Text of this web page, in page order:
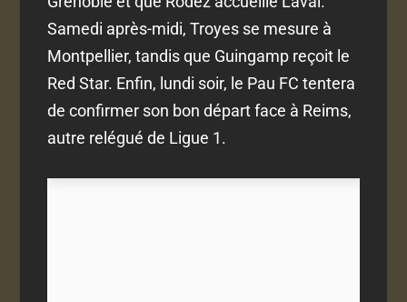
Samedi après-midi, Troyes se mesure à
Montpellier, tandis que Guingamp reçoit le
Red Star. Enfin, lundi soir, le Pau FC tentera
de confirmer son bon départ face à Reims,
autre relégué de Ligue 1.